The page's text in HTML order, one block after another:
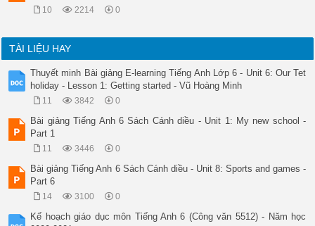
10 2214 0
TÀI LIỆU HAY
Thuyết minh Bài giảng E-learning Tiếng Anh Lớp 6 - Unit 6: Our Tet
holiday - Lesson 1: Getting started - Vũ Hoàng Minh
11 3842 0
Bài giảng Tiếng Anh 6 Sách Cánh diều - Unit 1: My new school -
Part 1
11 3446 0
Bài giảng Tiếng Anh 6 Sách Cánh diều - Unit 8: Sports and games -
Part 6
14 3100 0
Kế hoạch giáo dục môn Tiếng Anh 6 (Công văn 5512) - Năm học